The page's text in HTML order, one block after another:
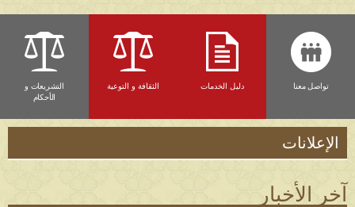
تواصل معنا دليل الخدمات الثقافة و التوعية
التشريعات و
الأحكام
الإعلانات
آخر الأخبار